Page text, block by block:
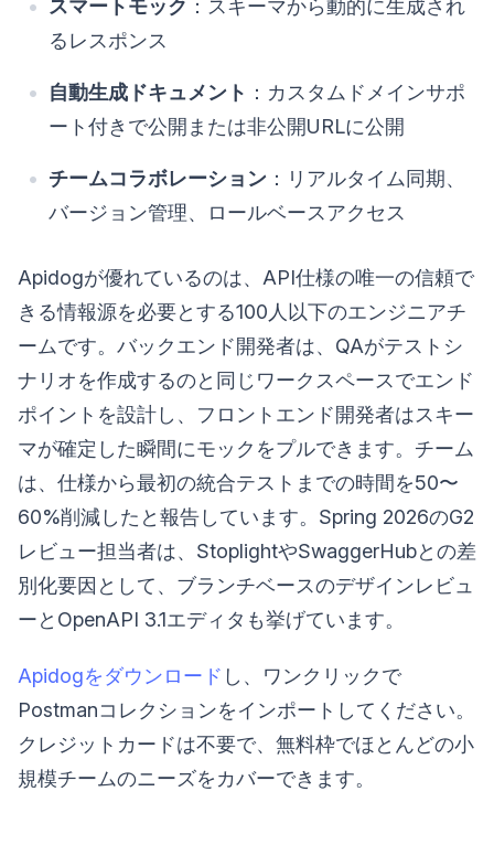
スマートモック ：スキーマから動的に生成され
るレスポンス
自動生成ドキュメント ：カスタムドメインサポ
ート付きで公開または非公開URLに公開
チームコラボレーション ：リアルタイム同期、
バージョン管理、ロールベースアクセス
Apidogが優れているのは、API仕様の唯一の信頼で
きる情報源を必要とする100人以下のエンジニアチ
ームです。バックエンド開発者は、QAがテストシ
ナリオを作成するのと同じワークスペースでエンド
ポイントを設計し、フロントエンド開発者はスキー
マが確定した瞬間にモックをプルできます。チーム
は、仕様から最初の統合テストまでの時間を50〜
60%削減したと報告しています。Spring 2026のG2
レビュー担当者は、StoplightやSwaggerHubとの差
別化要因として、ブランチベースのデザインレビュ
ーとOpenAPI 3.1エディタも挙げています。
Apidogをダウンロード し、ワンクリックで
Postmanコレクションをインポートしてください。
クレジットカードは不要で、無料枠でほとんどの小
規模チームのニーズをカバーできます。